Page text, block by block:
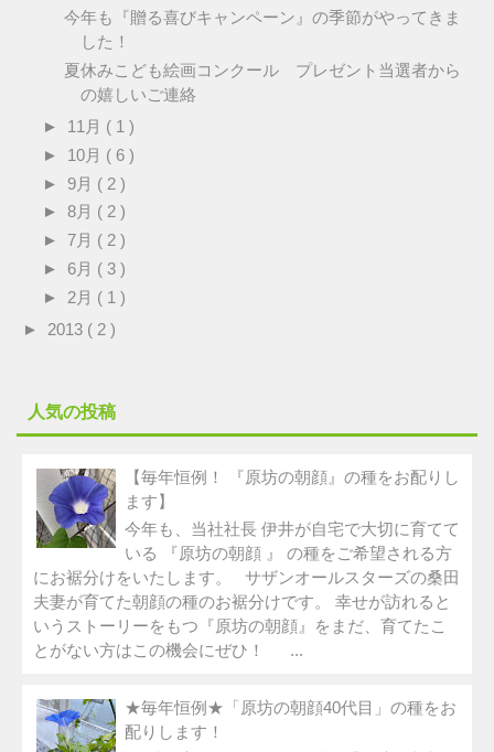
今年も『贈る喜びキャンペーン』の季節がやってきま
した！
夏休みこども絵画コンクール プレゼント当選者から
の嬉しいご連絡
► 11月 ( 1 )
► 10月 ( 6 )
► 9月 ( 2 )
► 8月 ( 2 )
► 7月 ( 2 )
► 6月 ( 3 )
► 2月 ( 1 )
► 2013 ( 2 )
人気の投稿
【毎年恒例！ 『原坊の朝顔』の種をお配りし
ます】
今年も、当社社長 伊井が自宅で大切に育てて
いる 『原坊の朝顔 』 の種をご希望される方
にお裾分けをいたします。 サザンオールスターズの桑田
夫妻が育てた朝顔の種のお裾分けです。 幸せが訪れると
いうストーリーをもつ『原坊の朝顔』をまだ、育てたこ
とがない方はこの機会にぜひ！ ...
★毎年恒例★「原坊の朝顔40代目」の種をお
配りします！